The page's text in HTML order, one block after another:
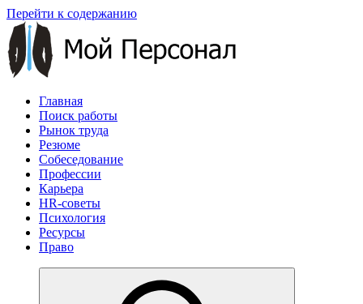
Перейти к содержанию
Главная
Поиск работы
Рынок труда
Резюме
Собеседование
Профессии
Карьера
HR-советы
Психология
Ресурсы
Право